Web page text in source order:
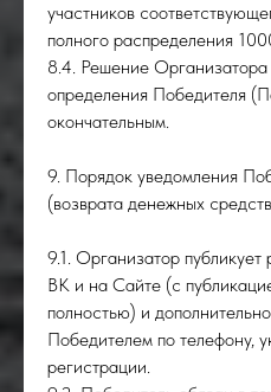
участников
полного распределения
8.4. Решение Организатора
определения Победителя
окончательным.
9. Порядок уведомления
(возврата денежных
9.1. Организатор
ВК и на Сайте (с
полностью) и
Победителем по телефону,
регистрации.